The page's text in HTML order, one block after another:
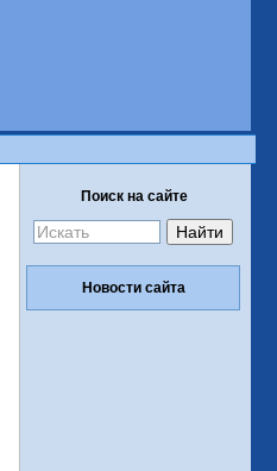
Поиск на сайте
Новости сайта